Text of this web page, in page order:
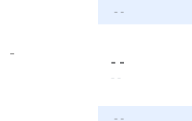
- -
-
- -
- -
- -